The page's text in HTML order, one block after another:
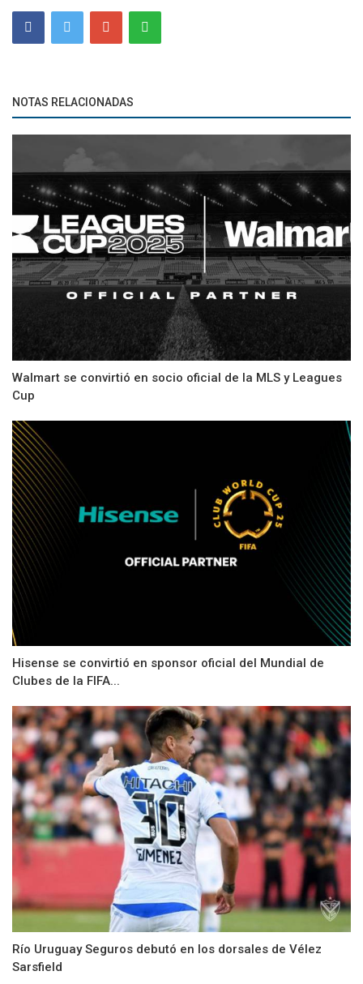
NOTAS RELACIONADAS
Walmart se convirtió en socio oficial de la MLS y Leagues
Cup
Hisense se convirtió en sponsor oficial del Mundial de
Clubes de la FIFA...
Río Uruguay Seguros debutó en los dorsales de Vélez
Sarsfield